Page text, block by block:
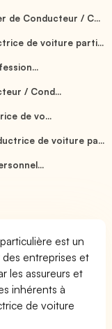
de Conducteur / C...
de voiture parti...
/ Cond...
de vo...
de voiture pa...
est un
entreprises et
les assureurs et
inhérents à
de voiture